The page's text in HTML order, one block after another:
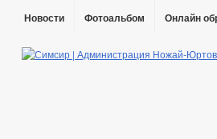
Новости Фотоальбом Онлайн